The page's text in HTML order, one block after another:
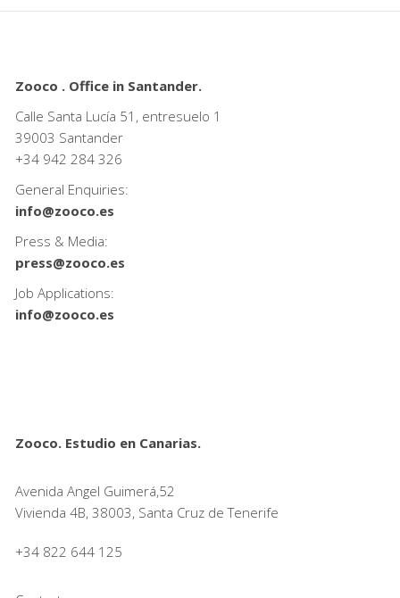
Zooco . Office in Santander.
Calle Santa Lucía 51, entresuelo 1
39003 Santander
+34 942 284 326
General Enquiries:
info@zooco.es
Press & Media:
press@zooco.es
Job Applications:
info@zooco.es
Zooco. Estudio en Canarias.
Avenida Angel Guimerá,52
Vivienda 4B, 38003, Santa Cruz de Tenerife
+34 822 644 125